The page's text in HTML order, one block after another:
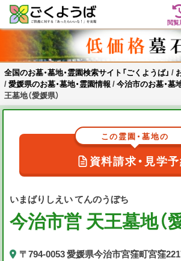
Skip
content
全国のお墓・墓地・霊園検索サイト「ごくよ
ご供養をもっと身近に
閲覧
全国のお墓・墓地・霊園検索サイト「ごくようば」 /
/愛媛県のお墓・墓地・霊園情報 /今治市のお墓・墓
王墓地（愛媛県）
いまばりしえい てんのうぼち
今治市営 天王墓地（
〒794-0053 愛媛県今治市宮窪町宮窪
この霊園・墓地の
資料請求・見学